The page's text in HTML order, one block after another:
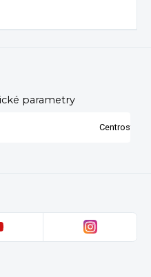
parametry
Centrostyle